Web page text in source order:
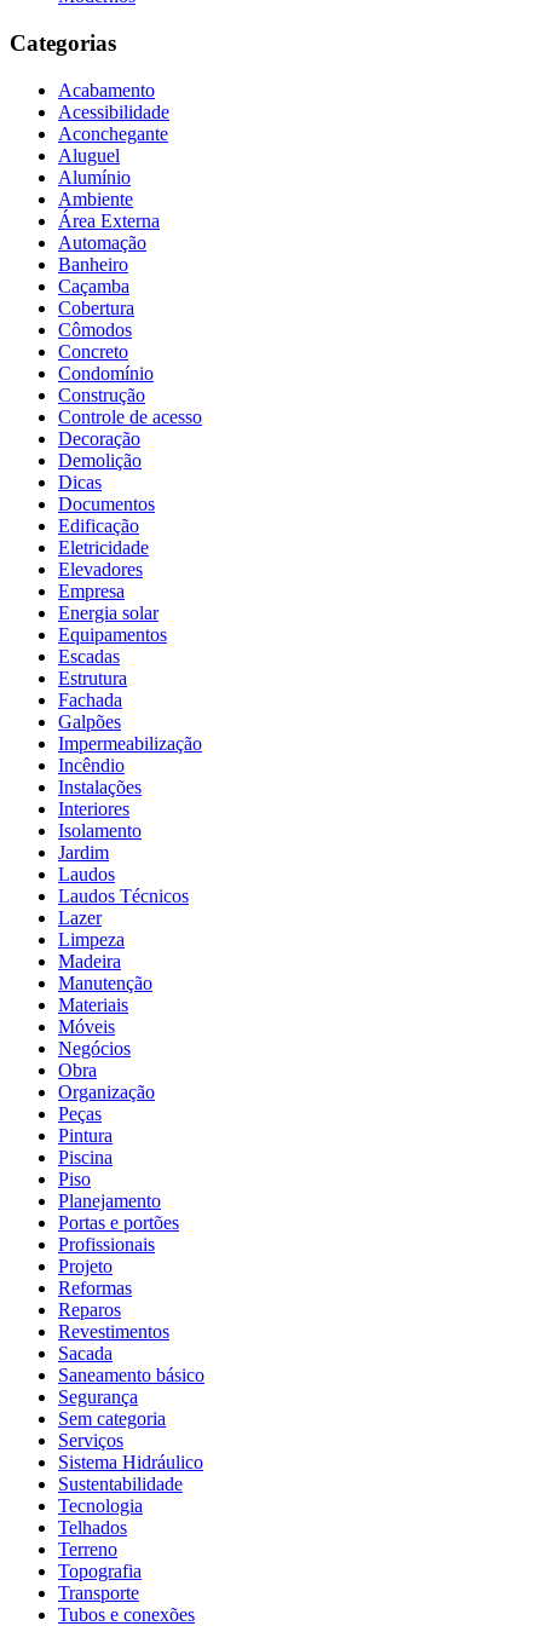
Categorias
Acabamento
Acessibilidade
Aconchegante
Aluguel
Alumínio
Ambiente
Área Externa
Automação
Banheiro
Caçamba
Cobertura
Cômodos
Concreto
Condomínio
Construção
Controle de acesso
Decoração
Demolição
Dicas
Documentos
Edificação
Eletricidade
Elevadores
Empresa
Energia solar
Equipamentos
Escadas
Estrutura
Fachada
Galpões
Impermeabilização
Incêndio
Instalações
Interiores
Isolamento
Jardim
Laudos
Laudos Técnicos
Lazer
Limpeza
Madeira
Manutenção
Materiais
Móveis
Negócios
Obra
Organização
Peças
Pintura
Piscina
Piso
Planejamento
Portas e portões
Profissionais
Projeto
Reformas
Reparos
Revestimentos
Sacada
Saneamento básico
Segurança
Sem categoria
Serviços
Sistema Hidráulico
Sustentabilidade
Tecnologia
Telhados
Terreno
Topografia
Transporte
Tubos e conexões